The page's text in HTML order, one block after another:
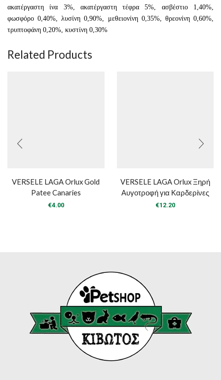
ακατέργαστη ίνα 3%, ακατέργαστη τέφρα 5%, ασβέστιο 1,40%,
φωσφόρο 0,40%, λυσίνη 0,90%, μεθειονίνη 0,35%, θρεονίνη 0,60%,
τρυπτοφάνη 0,20%, κυστίνη 0,30%
Related Products
VERSELE LAGA Orlux Gold
Patee Canaries
€4.00
VERSELE LAGA Orlux Ξηρή
Αυγοτροφή για Καρδερίνες
€12.20